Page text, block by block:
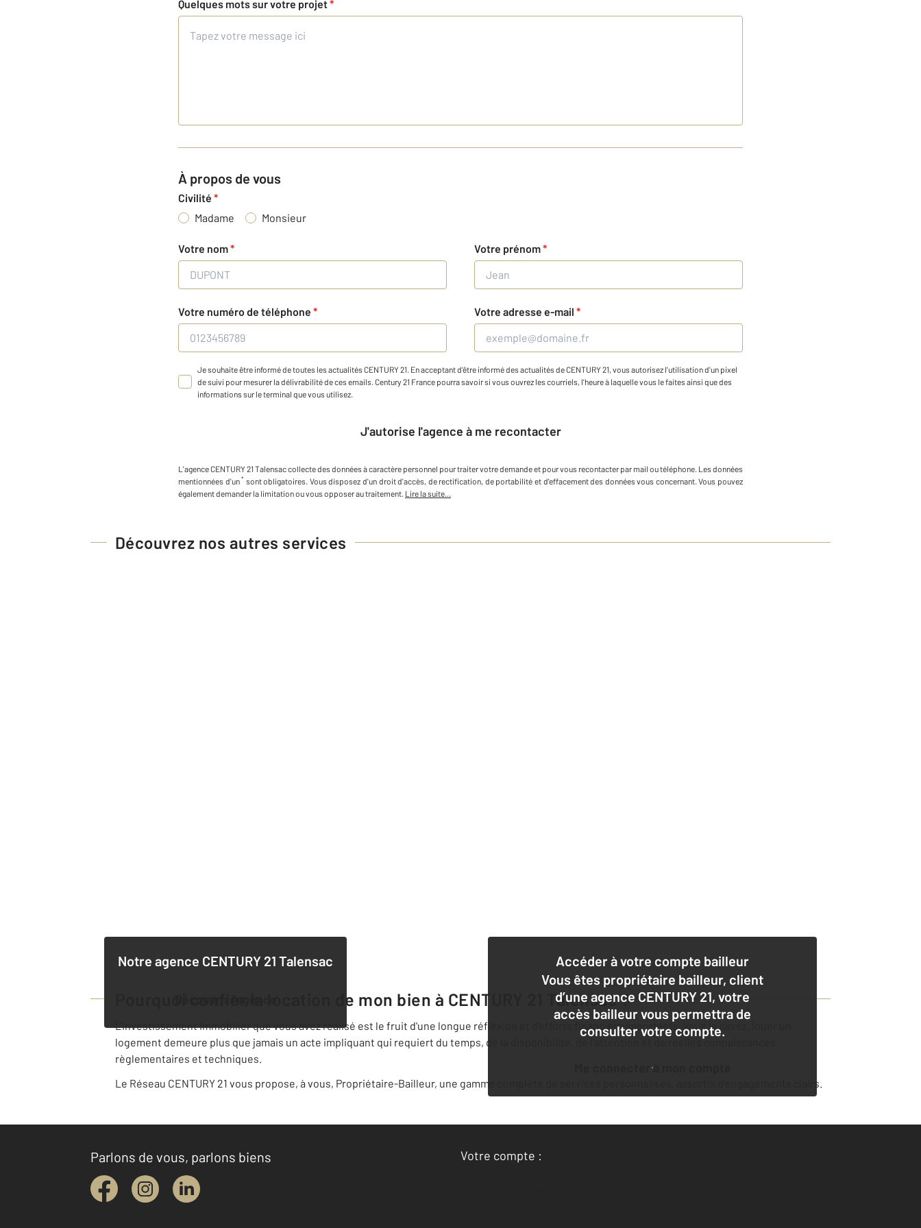
Quelques mots sur votre projet*
À propos de vous
Civilité *
Madame
Monsieur
Votre nom* Votre prénom*
Votre numéro de téléphone * Votre adresse e-mail *
Je souhaite être informé de toutes les actualités CENTURY 21. En acceptant d'être informé des actualités de CENTURY 21, vous autorisez l'utilisation d'un pixel
de suivi pour mesurer la délivrabilité de ces emails. Century 21 France pourra savoir si vous ouvrez les courriels, l'heure à laquelle vous le faites ainsi que des
informations sur le terminal que vous utilisez.
J'autorise l'agence à me recontacter
L'agenceCENTURY 21 Talensaccollecte des données à caractère personnel pour traiter votre demande et pour vous recontacter par mail ou téléphone Les données
mentionnées d'un * sont obligatoires. Vous disposez d'un droit d'accès, de rectification, de portabilité et d'effacement des données vous concernant. Vous pouvez
également demander la limitation ou vous opposer au traitement. Lire la suite...
Découvrez nos autres services
Notre agence CENTURY 21 Talensac
Accéder à votre compte bailleur
Vous êtes propriétaire bailleur, client
d’une agence CENTURY 21, votre
accès bailleur vous permettra de
consulter votre compte.
Me connecter à mon compte
Pourquoi confier la location de mon bien à CENTURY 21 Talensac?
L'investissement immobilier que vous avez réalisé est le fruit d'une longue réflexion et d'efforts financiers importants. Vous le savez, louer un
logement demeure plus que jamais un acte impliquant qui requiert du temps, de la disponibilité, de l'attention et de réelles connaissances
règlementaires et techniques.
Le Réseau CENTURY 21 vous propose, à vous, Propriétaire-Bailleur, une gamme complète de services personnalisés, assortis d'engagements clairs.
Parlons de vous, parlons biens
Votre compte :
Accéder à mon compte